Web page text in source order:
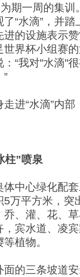
期一周的集
“水滴”，并
的设施表示
世界杯小组赛
“我对"水滴"
“水滴”内部
柱”喷泉
中心绿化配套
5万平方米，突
、灌、花、
，宾水道、凌
植物。
的三条坡道安